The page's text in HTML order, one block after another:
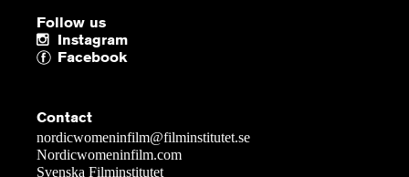
Follow us
Instagram
Facebook
Contact
nordicwomeninfilm@filminstitutet.se
Nordicwomeninfilm.com
Svenska Filminstitutet